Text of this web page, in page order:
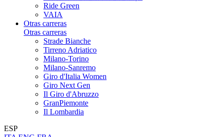
Ride Green
VAIA
Otras carreras
Otras carreras
Strade Bianche
Tirreno Adriatico
Milano-Torino
Milano-Sanremo
Giro d'Italia Women
Giro Next Gen
Il Giro d'Abruzzo
GranPiemonte
Il Lombardia
ESP